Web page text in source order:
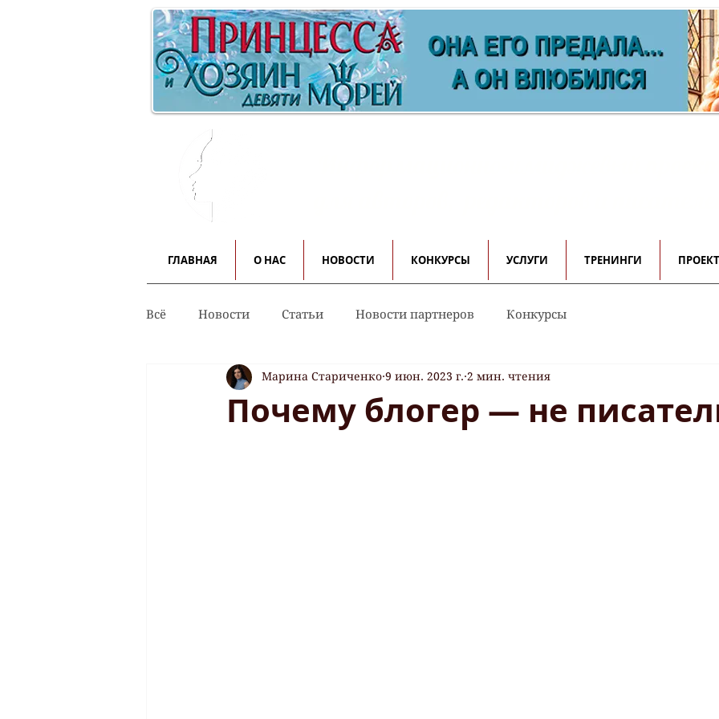
ГЛАВНАЯ О НАС НОВОСТИ КОНКУРСЫ УСЛУГИ ТРЕНИНГИ
Всё Новости Статьи Новости партнеров Конкурсы
Почему блогер — не
Марина Стариченко 9 июн. 2023 г. 2 мин. чтения